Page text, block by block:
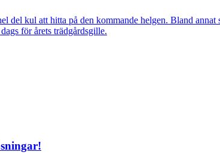
del kul att hitta på den kommande helgen. Bland
för årets trädgårdsgille.